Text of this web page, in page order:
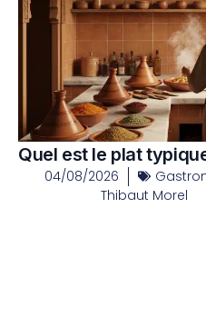
Quel est le plat
04/08/2026
Thibaut Morel